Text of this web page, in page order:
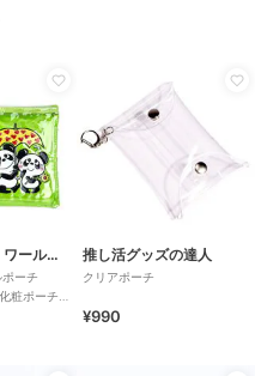
パーフェクト・ワールド・トーキョー
ーチ
粧ポーチ
材
推し活グッズの達人
クリアポーチ
¥990